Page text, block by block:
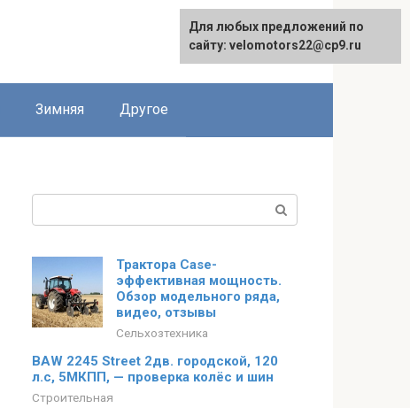
Зимняя Другое
Трактора Case-
эффективная мощность.
Обзор модельного ряда,
видео, отзывы
Сельхозтехника
BAW 2245 Street 2дв. городской, 120
л.с, 5МКПП, — проверка колёс и шин
Строительная
Для любых предложений по
сайту: velomotors22@cp9.ru